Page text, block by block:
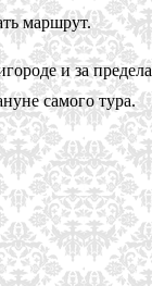
маршрут.
и за
самого тура.